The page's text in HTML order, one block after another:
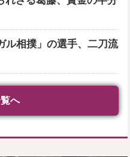
ル相撲」の選手、二刀流
へ